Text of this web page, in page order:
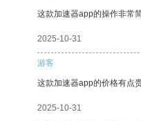
这款加速器app的操作非常
2025-10-31
游客
这款加速器app的价格有点
2025-10-31